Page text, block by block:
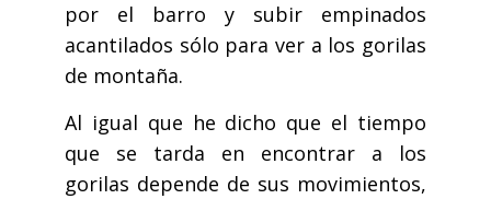
por el barro y subir empinados
acantilados sólo para ver a los gorilas
de montaña.
Al igual que he dicho que el tiempo
que se tarda en encontrar a los
gorilas depende de sus movimientos,